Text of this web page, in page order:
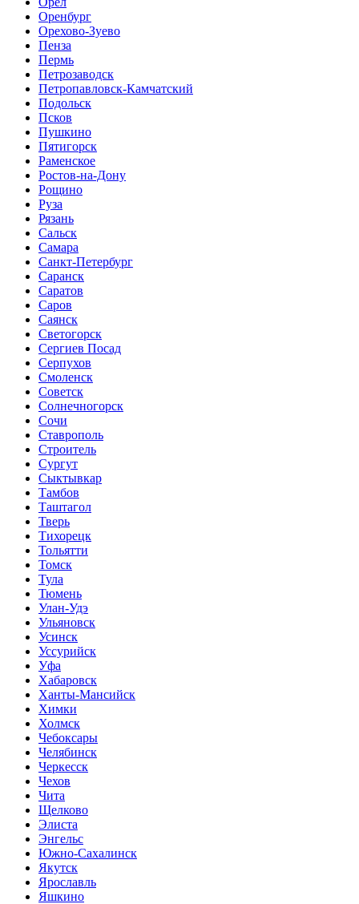
Оренбург
Орехово-Зуево
Пенза
Пермь
Петрозаводск
Петропавловск-Камчатский
Подольск
Псков
Пушкино
Пятигорск
Раменское
Ростов-на-Дону
Рощино
Руза
Рязань
Сальск
Самара
Санкт-Петербург
Саранск
Саратов
Саров
Саянск
Светогорск
Сергиев Посад
Серпухов
Смоленск
Советск
Солнечногорск
Сочи
Ставрополь
Строитель
Сургут
Сыктывкар
Тамбов
Таштагол
Тверь
Тихорецк
Тольятти
Томск
Тула
Тюмень
Улан-Удэ
Ульяновск
Усинск
Уссурийск
Уфа
Хабаровск
Ханты-Мансийск
Химки
Холмск
Чебоксары
Челябинск
Черкесск
Чехов
Чита
Щелково
Элиста
Энгельс
Южно-Сахалинск
Якутск
Ярославль
Яшкино